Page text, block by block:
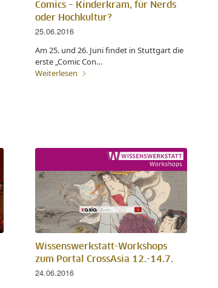
Comics – Kinderkram, für Nerds
oder Hochkultur?
25.06.2016
Am 25. und 26. Juni findet in Stuttgart die
erste „Comic Con…
Weiterlesen
Wissenswerkstatt-Workshops
zum Portal CrossAsia 12.-14.7.
24.06.2016